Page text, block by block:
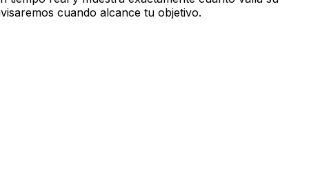
cuando alcance tu objetivo.